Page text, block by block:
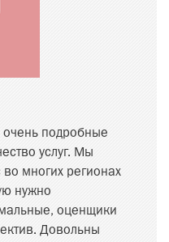
подробные
услуг. Мы
во многих регионах
нужно
оценщики
Довольны